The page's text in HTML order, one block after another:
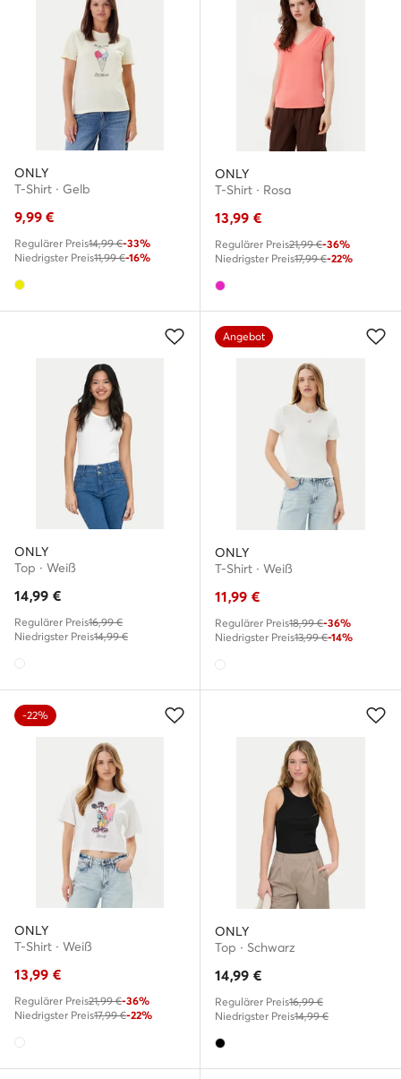
ONLY
T-Shirt · Gelb
9,99 €
Regulärer Preis14,99 €-33%
Niedrigster Preis11,99 €-16%
ONLY
T-Shirt · Rosa
13,99 €
Regulärer Preis21,99 €-36%
Niedrigster Preis17,99 €-22%
ONLY
Top · Weiß
14,99 €
Regulärer Preis16,99 €
Niedrigster Preis14,99 €
Angebot
ONLY
T-Shirt · Weiß
11,99 €
Regulärer Preis18,99 €-36%
Niedrigster Preis13,99 €-14%
-22%
ONLY
T-Shirt · Weiß
13,99 €
Regulärer Preis21,99 €-36%
Niedrigster Preis17,99 €-22%
ONLY
Top · Schwarz
14,99 €
Regulärer Preis16,99 €
Niedrigster Preis14,99 €